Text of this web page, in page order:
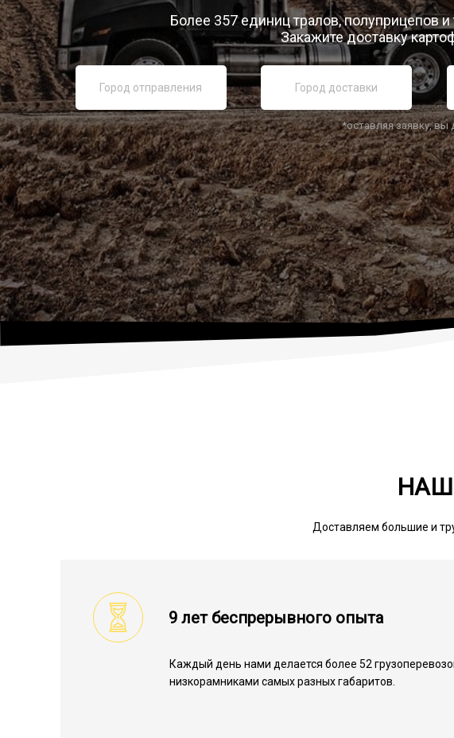
Более 357 единиц тралов, полуприцепов
Закажите доставку
*оставляя заявку, вы
Доставляем большие и
9 лет беспрерывного опыта
Каждый день нами делается более 52
низкорамниками самых разных габаритов.